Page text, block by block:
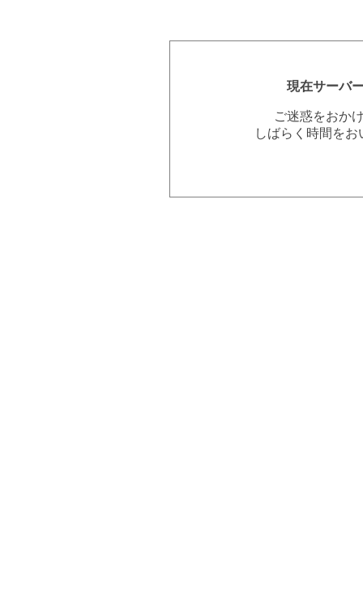
現在サーバ
ご迷惑をおか
しばらく時間を